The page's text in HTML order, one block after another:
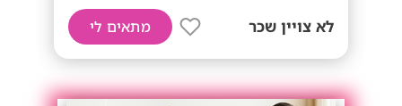
לא צויין שכר מתאים לי